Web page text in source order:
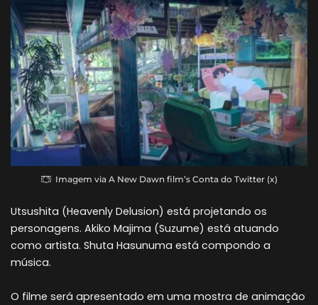
Imagem via A New Dawn film’s Conta do Twitter (x)
Utsushita (Heavenly Delusion) está projetando os
personagens. Akiko Majima (Suzume) está atuando
como artista. Shuta Hasunuma está compondo a
música.
O filme será apresentado em uma mostra de animação